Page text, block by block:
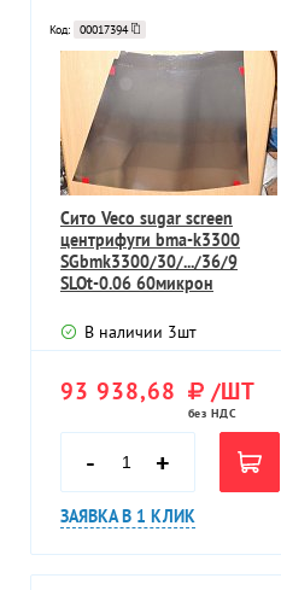
Код: 00017394
Сито Veco sugar screen
центрифуги bma-k3300
SGbmk3300/30/.../36/9
SLOt-0.06 60микрон
В наличии 3шт
93 938,68 /ШТ
без НДС
- +
ЗАЯВКА В 1 КЛИК